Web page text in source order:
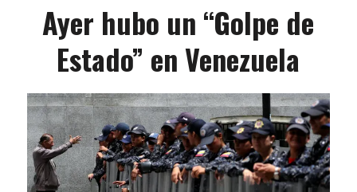
Ayer hubo un “Golpe de
Estado” en Venezuela